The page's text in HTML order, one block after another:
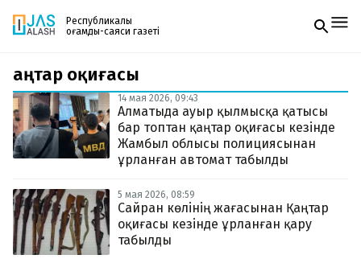
Республикалық
қоғамдық-саяси газеті
Жаңалықтар
Спорт
Live
Руханият
Аймақ
Архив
Редакциямен байланыс
+7 708 604 51 06
Жарнама бөлімі
+7 701 220 64 52
Газетке жазылу
PDF форматтағы газетті ай сайын электронды
поштаңызға алып отырыңыз. Жаңа нөмір
шыққан сәтте сізге бірден жіберіледі. Тек email
Қаңтар оқиғасы
14 мая 2026, 09:43
Алматыда ауыр қылмысқа қатысы
бар топтан қаңтар оқиғасы кезінде
Жамбыл облысы полициясынан
ұрланған автомат табылды
5 мая 2026, 08:59
Сайран көлінің жағасынан Қаңтар
оқиғасы кезінде ұрланған қару
табылды